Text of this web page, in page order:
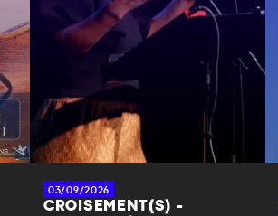
03/09/2026
CROISEMENT(S) -